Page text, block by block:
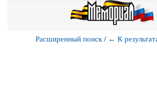
Расширенный поиск / ← К